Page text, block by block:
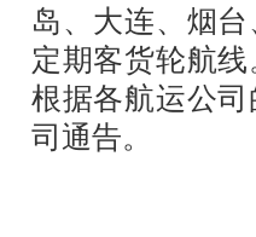
岛、大连、烟
定期客货轮航
根据各航运公
司通告。